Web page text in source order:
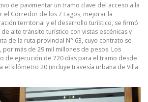
de pavimentar un tramo clave del acceso a la
el Corredor de los 7 Lagos, mejorar la
territorial y el desarrollo turístico, se firmó
alto tránsito turístico con vistas escénicas y
de la ruta provincial N° 63, cuyo contrato se
por más de 29 mil millones de pesos. Los
de ejecución de 720 días para el tramo desde
el kilómetro 20 (incluye travesía urbana de Villa